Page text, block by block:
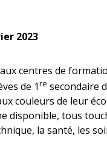
2023
aux centres de
de 1re secondaire
couleurs de leur
disponible, tous
la santé, les